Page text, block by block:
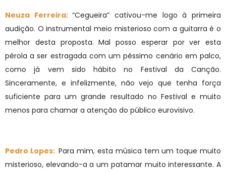
Neuza Ferreira:“Cegueira” cativou-me logo à primeira
audição. O instrumental meio misterioso com a guitarra é o
melhor desta proposta. Mal posso esperar por ver esta
pérola a ser estragada com um péssimo cenário em palco,
como já vem sido hábito no Festival da Canção.
Sinceramente, e infelizmente, não vejo que tenha força
suficiente para um grande resultado no Festival e muito
menos para chamar a atenção do público eurovisivo.
Pedro Lopes: Para mim, esta música tem um toque muito
misterioso, elevando-a a um patamar muito interessante. A